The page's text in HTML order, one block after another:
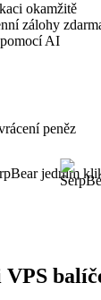
okamžitě
zálohy
AI
peněz
VPS